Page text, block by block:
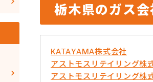
栃木県のガス
KATAYAMA株式会社
アストモスリテイリング
アストモスリテイリング